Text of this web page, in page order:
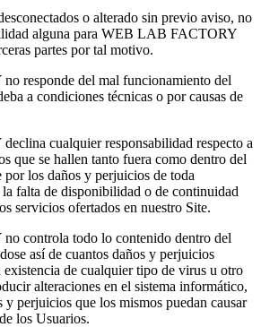
o alterado sin previo aviso, no
alguna para WEB LAB FACTORY
partes por tal motivo.
responde del mal funcionamiento del
a condiciones técnicas o por causas de
cualquier responsabilidad respecto a
que se hallen tanto fuera como dentro del
por los daños y perjuicios de toda
falta de disponibilidad o de continuidad
servicios ofertados en nuestro Site.
controla todo lo contenido dentro del
así de cuantos daños y perjuicios
existencia de cualquier tipo de virus u otro
alteraciones en el sistema informático,
y perjuicios que los mismos puedan causar
los Usuarios.